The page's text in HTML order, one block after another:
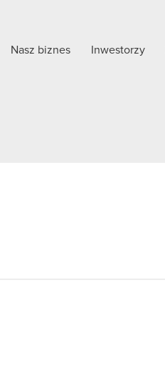
Nasz biznes Inwestorzy